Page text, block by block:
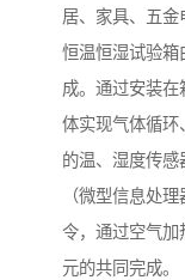
居、家具、五金
恒温恒湿试验箱
成。通过安装
体实现气体循环
的温、湿度传
（微型信息处
令，通过空气加
元的共同完成。